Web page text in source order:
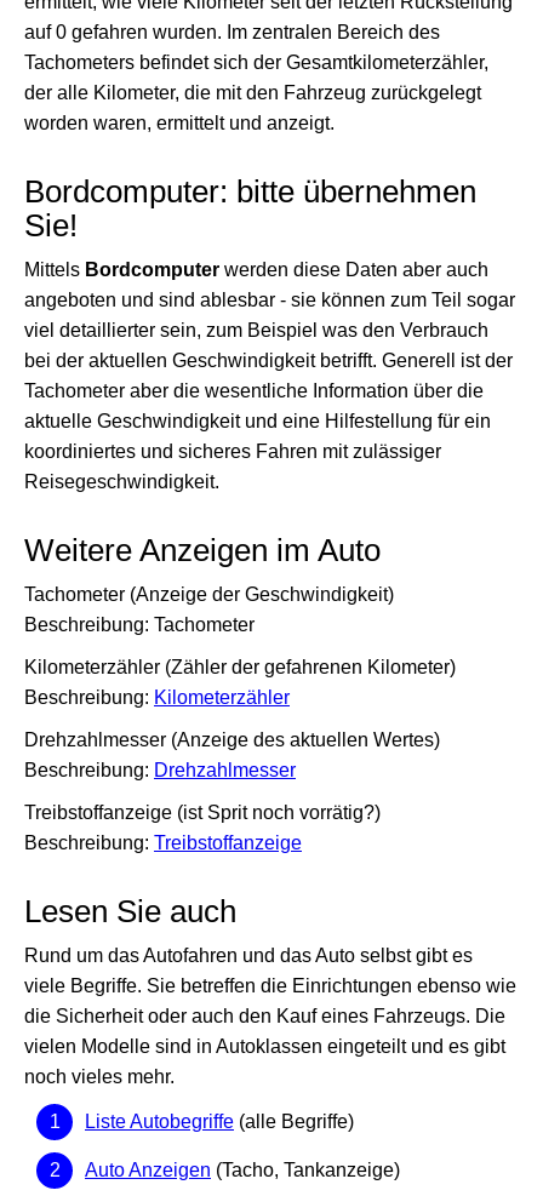
auf 0 gefahren wurden. Im zentralen Bereich des
Tachometers befindet sich der Gesamtkilometerzähler,
der alle Kilometer, die mit den Fahrzeug zurückgelegt
worden waren, ermittelt und anzeigt.
Bordcomputer: bitte übernehmen
Sie!
Mittels Bordcomputer werden diese Daten aber auch
angeboten und sind ablesbar - sie können zum Teil sogar
viel detaillierter sein, zum Beispiel was den Verbrauch
bei der aktuellen Geschwindigkeit betrifft. Generell ist der
Tachometer aber die wesentliche Information über die
aktuelle Geschwindigkeit und eine Hilfestellung für ein
koordiniertes und sicheres Fahren mit zulässiger
Reisegeschwindigkeit.
Weitere Anzeigen im Auto
Tachometer (Anzeige der Geschwindigkeit)
Beschreibung: Tachometer
Kilometerzähler (Zähler der gefahrenen Kilometer)
Beschreibung: Kilometerzähler
Drehzahlmesser (Anzeige des aktuellen Wertes)
Beschreibung: Drehzahlmesser
Treibstoffanzeige (ist Sprit noch vorrätig?)
Beschreibung: Treibstoffanzeige
Lesen Sie auch
Rund um das Autofahren und das Auto selbst gibt es
viele Begriffe. Sie betreffen die Einrichtungen ebenso wie
die Sicherheit oder auch den Kauf eines Fahrzeugs. Die
vielen Modelle sind in Autoklassen eingeteilt und es gibt
noch vieles mehr.
Liste Autobegriffe (alle Begriffe)
Auto Anzeigen (Tacho, Tankanzeige)